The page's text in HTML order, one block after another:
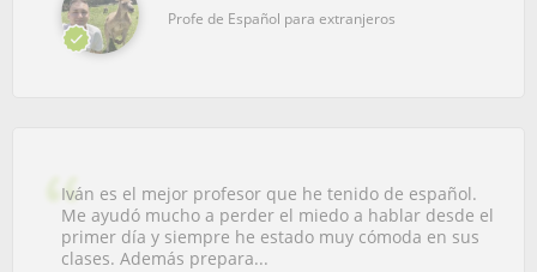
Profe de Español para extranjeros
Iván es el mejor profesor que he tenido de español.
Me ayudó mucho a perder el miedo a hablar desde el
primer día y siempre he estado muy cómoda en sus
clases. Además prepara...